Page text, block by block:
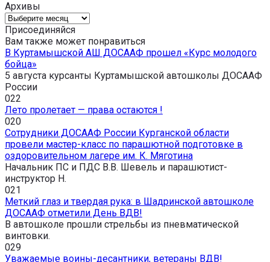
Архивы
Архивы
Присоединяйся
Вам также может понравиться
В Куртамышской АШ ДОСААФ прошел «Курс молодого
бойца»
5 августа курсанты Куртамышской автошколы ДОСААФ
России
022
Лето пролетает — права остаются !
020
Сотрудники ДОСААФ России Курганской области
провели мастер-класс по парашютной подготовке в
оздоровительном лагере им. К. Мяготина
Начальник ПС и ПДС В.В. Шевель и парашютист-
инструктор Н.
021
Меткий глаз и твердая рука: в Шадринской автошколе
ДОСААФ отметили День ВДВ!
В автошколе прошли стрельбы из пневматической
винтовки.
029
Уважаемые воины-десантники, ветераны ВДВ!